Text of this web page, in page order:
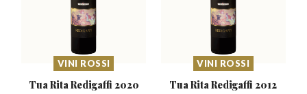
VINI ROSSI
Tua Rita Redigaffi 2020
VINI ROSSI
Tua Rita Redigaffi 2012